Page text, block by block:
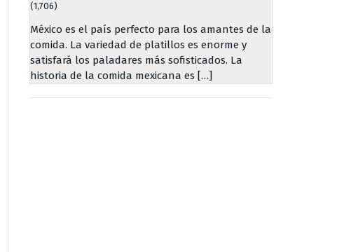
(1,706)
México es el país perfecto para los amantes de la
comida. La variedad de platillos es enorme y
satisfará los paladares más sofisticados. La
historia de la comida mexicana es […]